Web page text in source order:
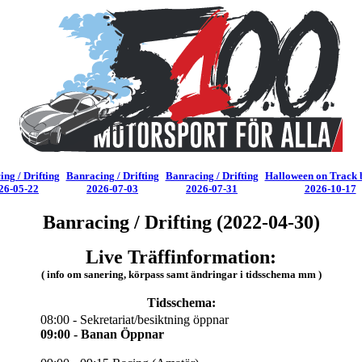
/ Drifting
05-22
Banracing / Drifting
2026-07-03
Banracing / Drifting
2026-07-31
Halloween on Track
2026-10-17
Banracing / Drifting (2022-04-30)
Live Träffinformation:
( info om sanering, körpass samt ändringar i tidsschema mm )
Tidsschema:
08:00 - Sekretariat/besiktning öppnar
09:00 - Banan Öppnar